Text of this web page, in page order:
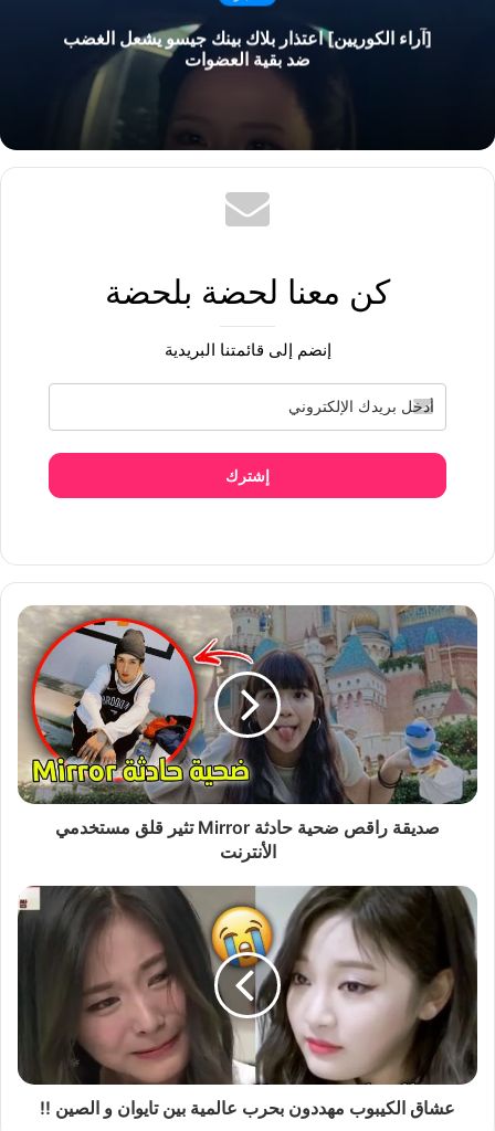
[آراء الكوريين] اعتذار بلاك بينك جيسو يشعل الغضب
ضد بقية العضوات
كن معنا لحضة بلحضة
إنضم إلى قائمتنا البريدية
إشترك
صديقة راقص ضحية حادثة Mirror تثير قلق مستخدمي
الأنترنت
عشاق الكيبوب مهددون بحرب عالمية بين تايوان و الصين !!